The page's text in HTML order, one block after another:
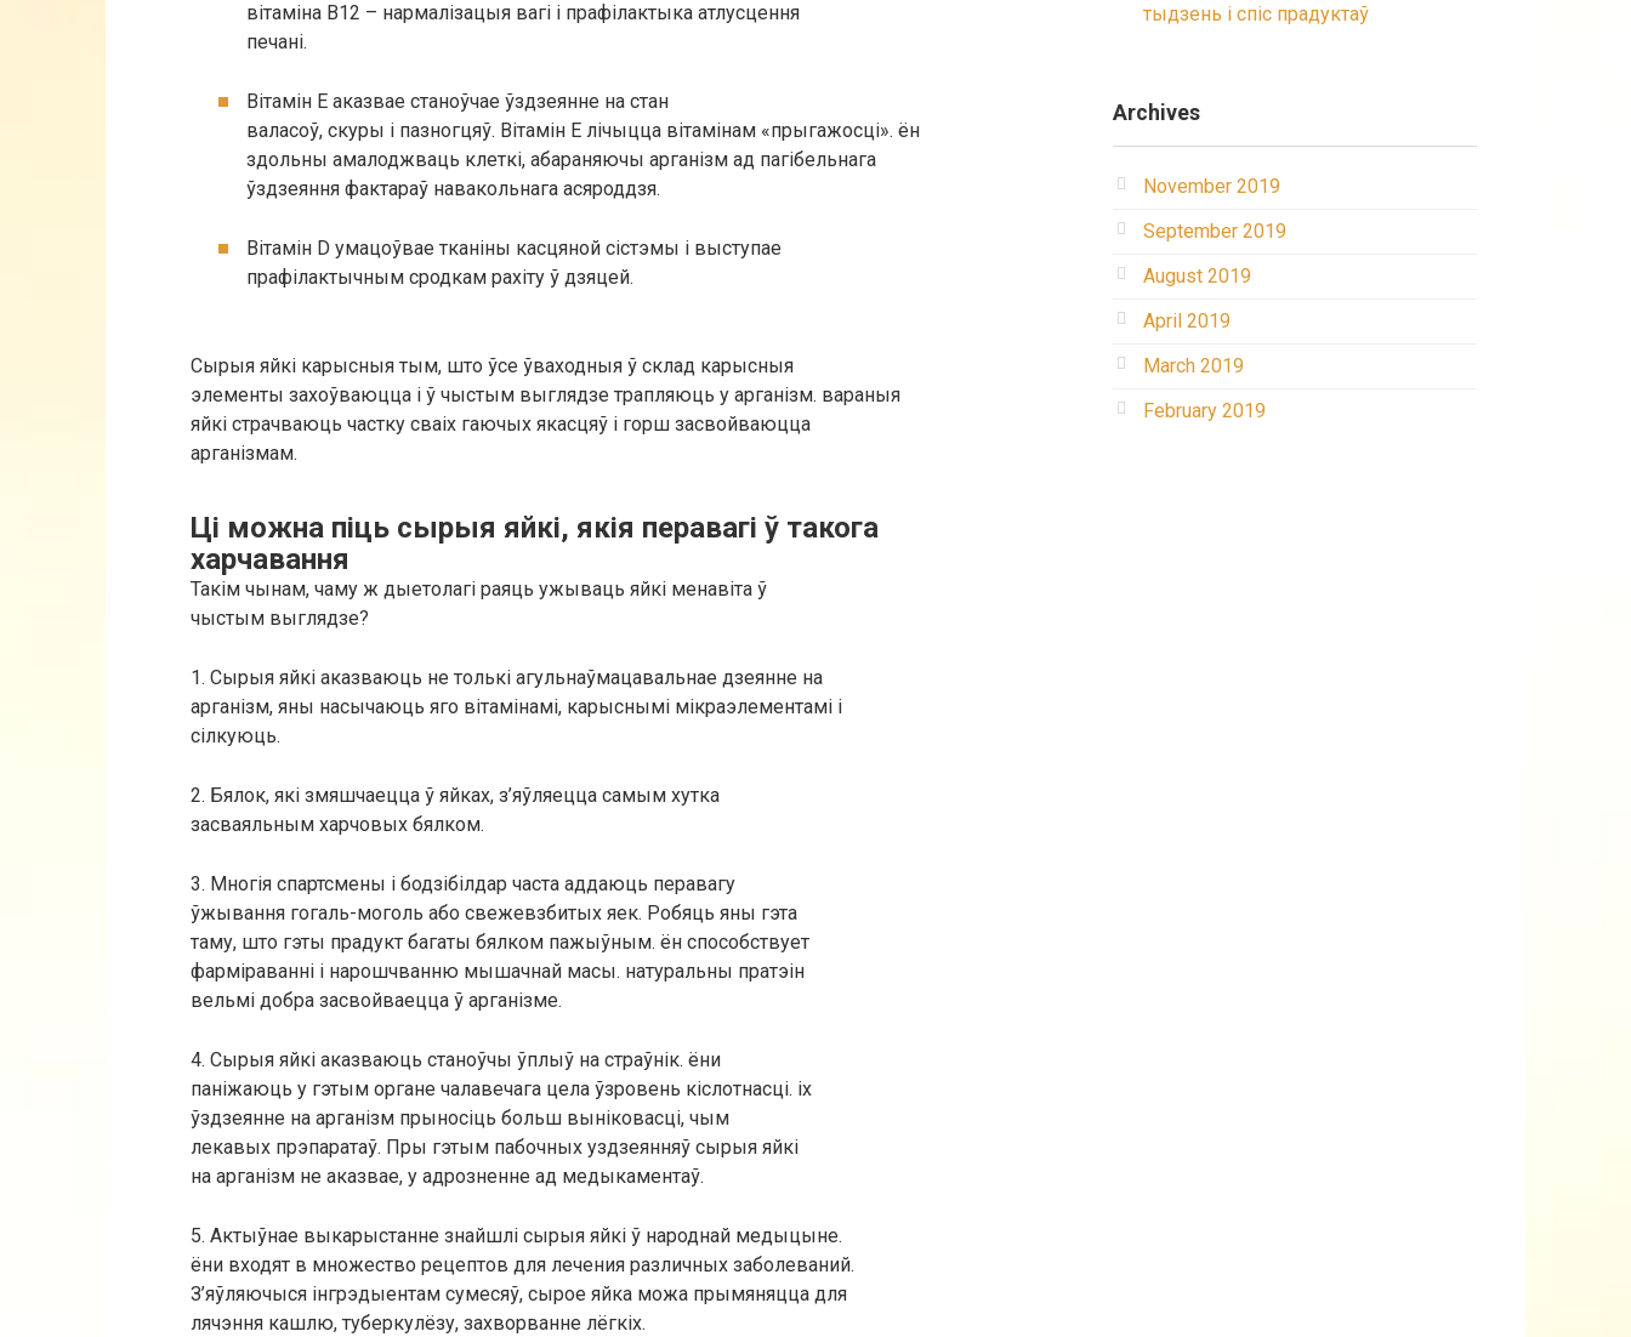
вітаміна B12 – нармалізацыя вагі і прафілактыка атлусцення
печані.
Вітамін Е аказвае станоўчае ўздзеянне на стан
валасоў, скуры і пазногцяў. Вітамін Е лічыцца вітамінам «прыгажосці». ён
здольны амалоджваць клеткі, абараняючы арганізм ад пагібельнага
ўздзеяння фактараў навакольнага асяроддзя.
Вітамін D умацоўвае тканіны касцяной сістэмы і выступае
прафілактычным сродкам рахіту ў дзяцей.
Сырыя яйкі карысныя тым, што ўсе ўваходныя ў склад карысныя
элементы захоўваюцца і ў чыстым выглядзе трапляюць у арганізм. вараныя
яйкі страчваюць частку сваіх гаючых якасцяў і горш засвойваюцца
арганізмам.
Ці можна піць сырыя яйкі, якія перавагі ў такога
харчавання
Такім чынам, чаму ж дыетолагі раяць ужываць яйкі менавіта ў
чыстым выглядзе?
1. Сырыя яйкі аказваюць не толькі агульнаўмацавальнае дзеянне на
арганізм, яны насычаюць яго вітамінамі, карыснымі мікраэлементамі і
сілкуюць.
2. Бялок, які змяшчаецца ў яйках, з’яўляецца самым хутка
засваяльным харчовых бялком.
3. Многія спартсмены і бодзібілдар часта аддаюць перавагу
ўжывання гогаль-моголь або свежевзбитых яек. Робяць яны гэта
таму, што гэты прадукт багаты бялком пажыўным. ён способствует
фарміраванні і нарошчванню мышачнай масы. натуральны пратэін
вельмі добра засвойваецца ў арганізме.
4. Сырыя яйкі аказваюць станоўчы ўплыў на страўнік. ёни
паніжаюць у гэтым органе чалавечага цела ўзровень кіслотнасці. іх
ўздзеянне на арганізм прыносіць больш выніковасці, чым
лекавых прэпаратаў. Пры гэтым пабочных уздзеянняў сырыя яйкі
на арганізм не аказвае, у адрозненне ад медыкаментаў.
5. Актыўнае выкарыстанне знайшлі сырыя яйкі ў народнай медыцыне.
ёни входят в множество рецептов для лечения различных заболеваний.
З’яўляючыся інгрэдыентам сумесяў, сырое яйка можа прымяняцца для
лячэння кашлю, туберкулёзу, захворванне лёгкіх.
тыдзень і спіс прадуктаў
Archives
November 2019
September 2019
August 2019
April 2019
March 2019
February 2019